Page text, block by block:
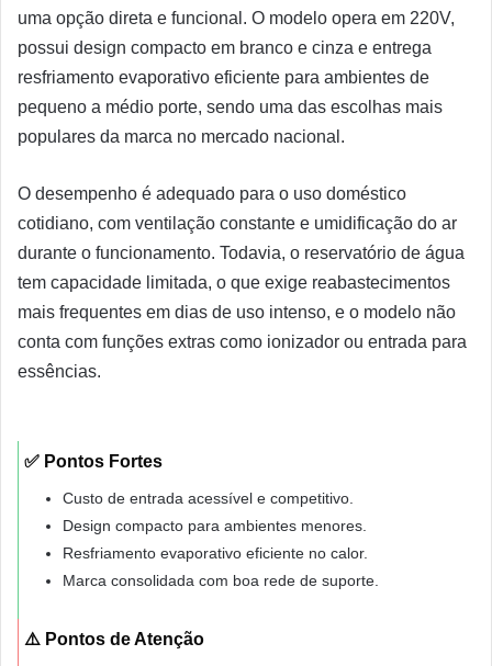
uma opção direta e funcional. O modelo opera em 220V,
possui design compacto em branco e cinza e entrega
resfriamento evaporativo eficiente para ambientes de
pequeno a médio porte, sendo uma das escolhas mais
populares da marca no mercado nacional.
O desempenho é adequado para o uso doméstico
cotidiano, com ventilação constante e umidificação do ar
durante o funcionamento. Todavia, o reservatório de água
tem capacidade limitada, o que exige reabastecimentos
mais frequentes em dias de uso intenso, e o modelo não
conta com funções extras como ionizador ou entrada para
essências.
✅ Pontos Fortes
Custo de entrada acessível e competitivo.
Design compacto para ambientes menores.
Resfriamento evaporativo eficiente no calor.
Marca consolidada com boa rede de suporte.
⚠️ Pontos de Atenção